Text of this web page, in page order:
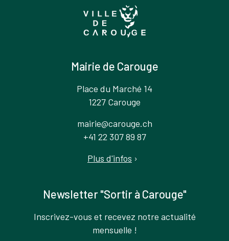
Mairie de Carouge
Place du Marché 14
1227 Carouge
mairie@carouge.ch
+41 22 307 89 87
Plus d'infos ›
Newsletter "Sortir à Carouge"
Inscrivez-vous et recevez notre actualité
mensuelle !